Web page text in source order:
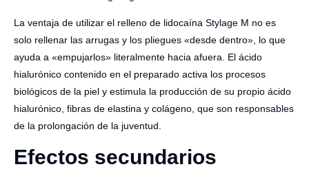
La ventaja de utilizar el relleno de lidocaína Stylage M no es
solo rellenar las arrugas y los pliegues «desde dentro», lo que
ayuda a «empujarlos» literalmente hacia afuera. El ácido
hialurónico contenido en el preparado activa los procesos
biológicos de la piel y estimula la producción de su propio ácido
hialurónico, fibras de elastina y colágeno, que son responsables
de la prolongación de la juventud.
Efectos secundarios